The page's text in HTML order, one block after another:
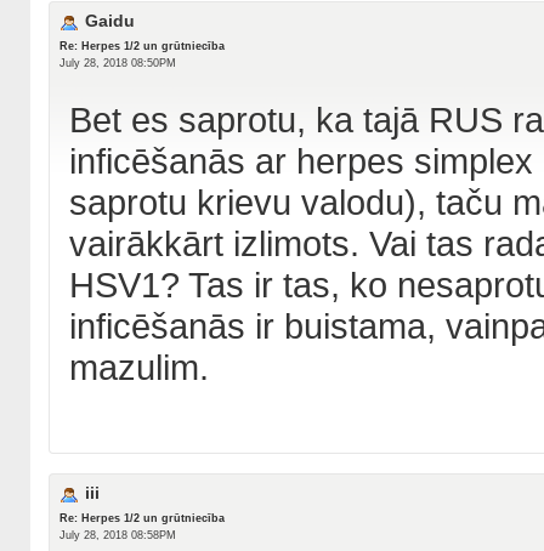
Gaidu
Re: Herpes 1/2 un grūtniecība
July 28, 2018 08:50PM
Bet es saprotu, ka tajā RUS
inficēšanās ar herpes
saprotu krievu valodu), taču
vairākkārt izlimots. Vai tas
HSV1? Tas ir tas, ko
inficēšanās ir buistama,
mazulim.
iii
Re: Herpes 1/2 un grūtniecība
July 28, 2018 08:58PM